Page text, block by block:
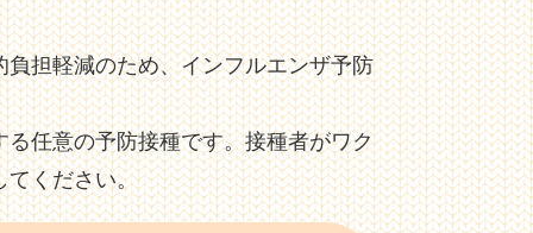
担軽減のため、インフルエンザ予防
任意の予防接種です。接種者がワク
てください。